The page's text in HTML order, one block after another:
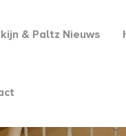
& Paltz Nieuws